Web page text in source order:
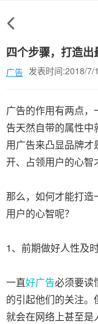
四个步骤，打造出
广告 发表时间:2018/
广告的作用有两点
告天然自带的属性
用广告来凸显品牌
开、占领用户的心智
那么，如何才能打造
用户的心智呢？
1、前期做好人性及
一直好广告必须要读
的引起他们的关注
就会在网络上甚至是